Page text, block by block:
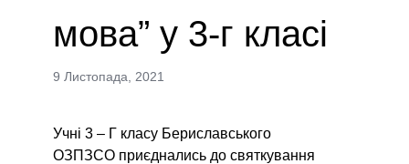
мова” у 3-г класі
9 Листопада, 2021
Учні 3 – Г класу Бериславського
ОЗПЗСО приєднались до святкування